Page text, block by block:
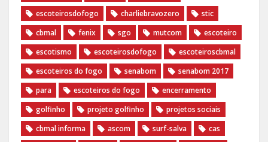
escoteirosdofogo
charliebravozero
stic
cbmal
fenix sgo mutcom
escoteiro
escotismo
escoteirosdofogo
escoteiroscbmal
escoteiros do fogo
senabom
senabom 2017
para
escoteiros do fogo
encerramento
golfinho
projeto golfinho
projetos sociais
cbmal informa
ascom surf-salva
cas